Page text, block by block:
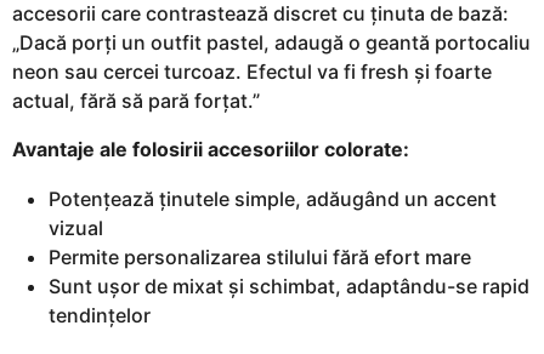
accesorii care contrastează discret cu ținuta de bază:
„Dacă porți un outfit pastel, adaugă o geantă portocaliu
neon sau cercei turcoaz. Efectul va fi fresh și foarte
actual, fără să pară forțat.”
Avantaje ale folosirii accesoriilor colorate:
Potențează ținutele simple, adăugând un accent
vizual
Permite personalizarea stilului fără efort mare
Sunt ușor de mixat și schimbat, adaptându-se rapid
tendințelor